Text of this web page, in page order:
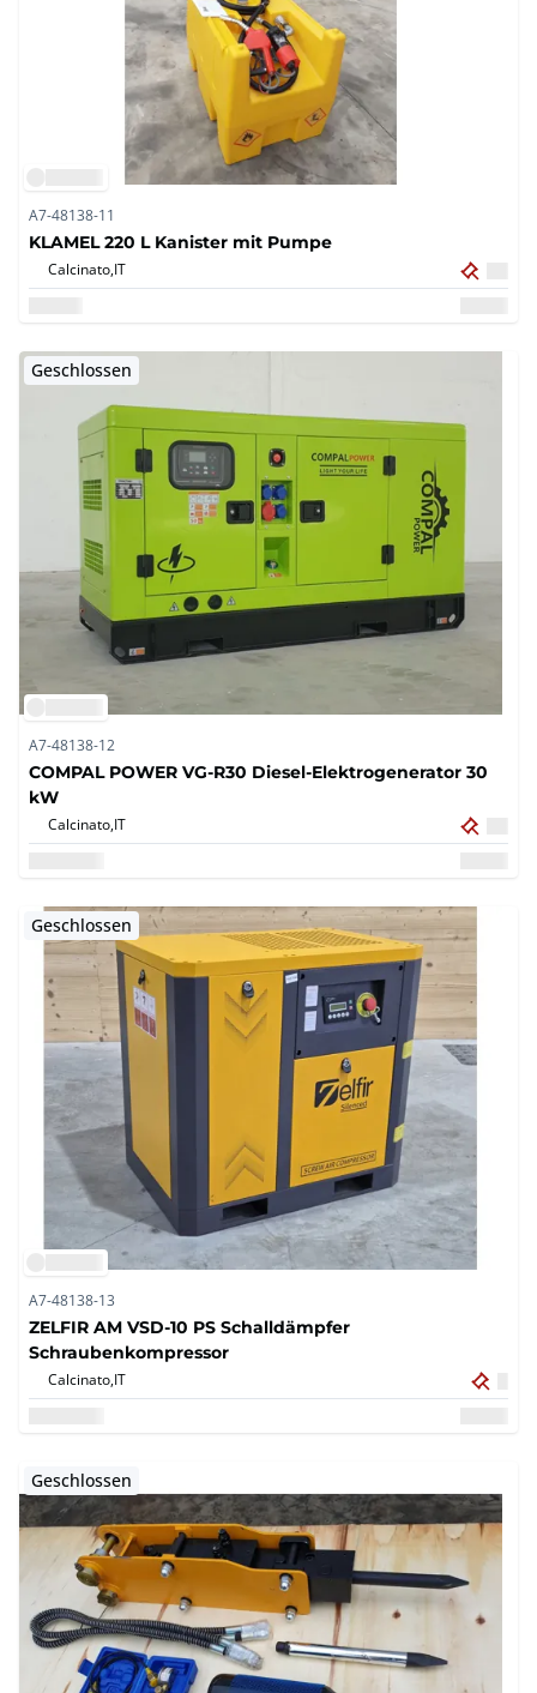
A7-48138-11
KLAMEL 220 L Kanister mit Pumpe
Calcinato,IT
Geschlossen
A7-48138-12
COMPAL POWER VG-R30 Diesel-Elektrogenerator 30
kW
Calcinato,IT
Geschlossen
A7-48138-13
ZELFIR AM VSD-10 PS Schalldämpfer
Schraubenkompressor
Calcinato,IT
Geschlossen